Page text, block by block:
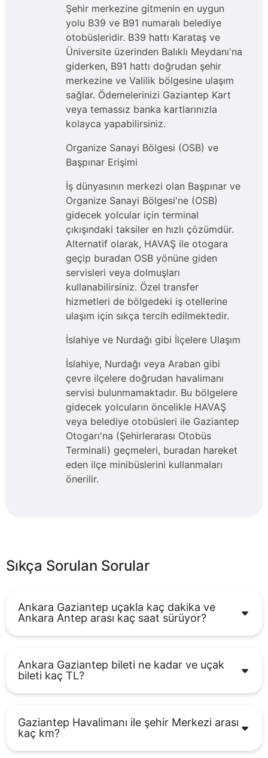
Şehir merkezine gitmenin en uygun
yolu B39 ve B91 numaralı belediye
otobüsleridir. B39 hattı Karataş ve
Üniversite üzerinden Balıklı Meydanı'na
giderken, B91 hattı doğrudan şehir
merkezine ve Valilik bölgesine ulaşım
sağlar. Ödemelerinizi Gaziantep Kart
veya temassız banka kartlarınızla
kolayca yapabilirsiniz.
Organize Sanayi Bölgesi (OSB) ve
Başpınar Erişimi
İş dünyasının merkezi olan Başpınar ve
Organize Sanayi Bölgesi'ne (OSB)
gidecek yolcular için terminal
çıkışındaki taksiler en hızlı çözümdür.
Alternatif olarak, HAVAŞ ile otogara
geçip buradan OSB yönüne giden
servisleri veya dolmuşları
kullanabilirsiniz. Özel transfer
hizmetleri de bölgedeki iş otellerine
ulaşım için sıkça tercih edilmektedir.
İslahiye ve Nurdağı gibi İlçelere Ulaşım
İslahiye, Nurdağı veya Araban gibi
çevre ilçelere doğrudan havalimanı
servisi bulunmamaktadır. Bu bölgelere
gidecek yolcuların öncelikle HAVAŞ
veya belediye otobüsleri ile Gaziantep
Otogarı'na (Şehirlerarası Otobüs
Terminali) geçmeleri, buradan hareket
eden ilçe minibüslerini kullanmaları
önerilir.
Sıkça Sorulan Sorular
Ankara Gaziantep uçakla kaç dakika ve
Ankara Antep arası kaç saat sürüyor?
Ankara Gaziantep bileti ne kadar ve uçak
bileti kaç TL?
Gaziantep Havalimanı ile şehir Merkezi arası
kaç km?